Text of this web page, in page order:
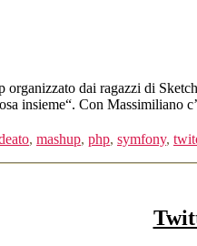
organizzato dai ragazzi di
insieme“. Con Massimiliano
, mashup, php, symfony,